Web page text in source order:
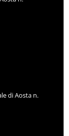
di Aosta n.